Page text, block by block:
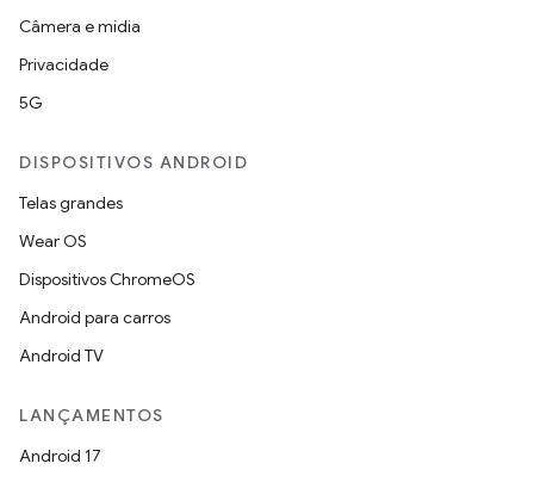
Câmera e mídia
Privacidade
5G
DISPOSITIVOS ANDROID
Telas grandes
Wear OS
Dispositivos ChromeOS
Android para carros
Android TV
LANÇAMENTOS
Android 17